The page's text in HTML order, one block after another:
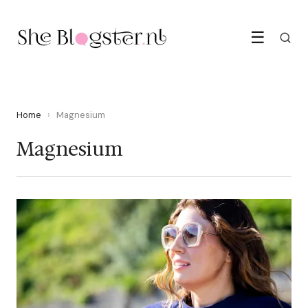
☰
Home › Magnesium
Magnesium